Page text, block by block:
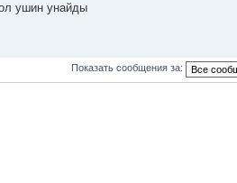
ушин унайды
Показать сообщения за: